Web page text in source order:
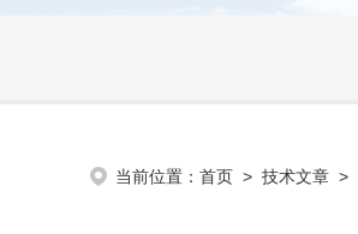
当前位置： 首页 > 技术文章 >